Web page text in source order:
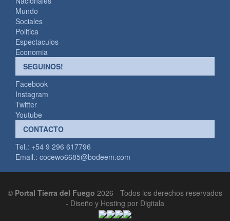
Mundo
Sociales
Politica
Espectaculos
Economia
SEGUINOS!
Facebook
Instagram
Twitter
Youtube
CONTACTO
Tel.: +54 9 296 617796
Email.: cocewo6685@bodeem.com
© Portal Tierra del Fuego 2026 - Todos los derechos reservados
- Diseño y Hosting por Digitala